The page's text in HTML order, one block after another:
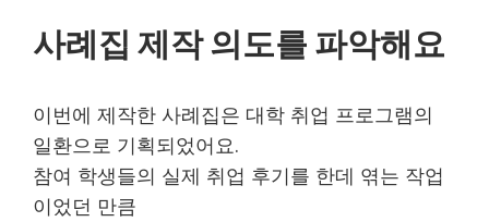
사례집 제작 의도를 파악해요
이번에 제작한 사례집은 대학 취업 프로그램의
일환으로 기획되었어요.
참여 학생들의 실제 취업 후기를 한데 엮는 작업
이었던 만큼